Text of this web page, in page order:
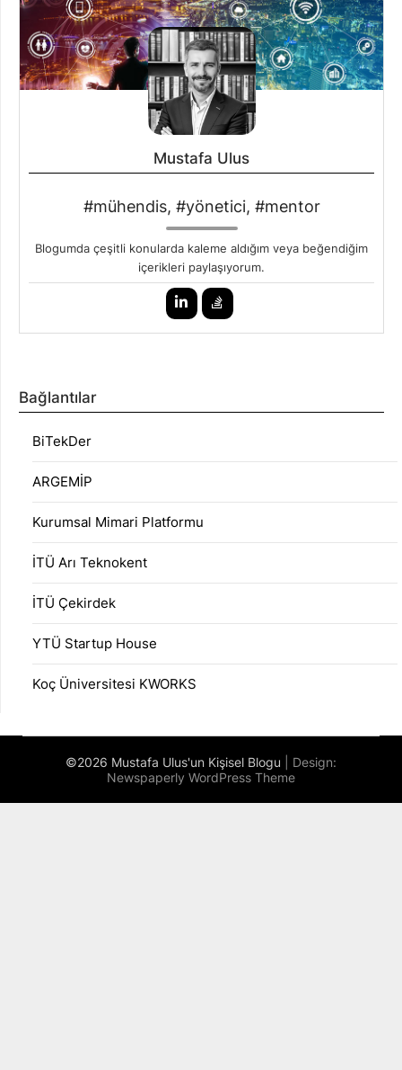
Mustafa Ulus
#mühendis, #yönetici, #mentor
Blogumda çeşitli konularda kaleme aldığım veya beğendiğim
içerikleri paylaşıyorum.
Bağlantılar
BiTekDer
ARGEMİP
Kurumsal Mimari Platformu
İTÜ Arı Teknokent
İTÜ Çekirdek
YTÜ Startup House
Koç Üniversitesi KWORKS
©2026 Mustafa Ulus'un Kişisel Blogu
| Design:
Newspaperly WordPress Theme